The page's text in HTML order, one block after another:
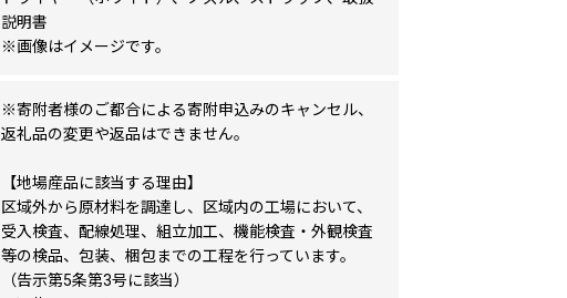
説明書
※画像はイメージです。
※寄附者様のご都合による寄附申込みのキャンセル、
返礼品の変更や返品はできません。
【地場産品に該当する理由】
区域外から原材料を調達し、区域内の工場において、
受入検査、配線処理、組立加工、機能検査・外観検査
等の検品、包装、梱包までの工程を行っています。
（告示第5条第3号に該当）